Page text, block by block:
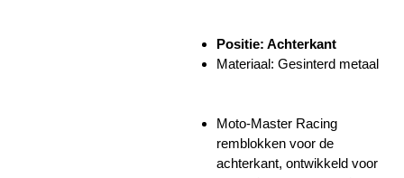
Positie: Achterkant
Materiaal: Gesinterd metaal
Moto-Master Racing
remblokken voor de
achterkant, ontwikkeld voor